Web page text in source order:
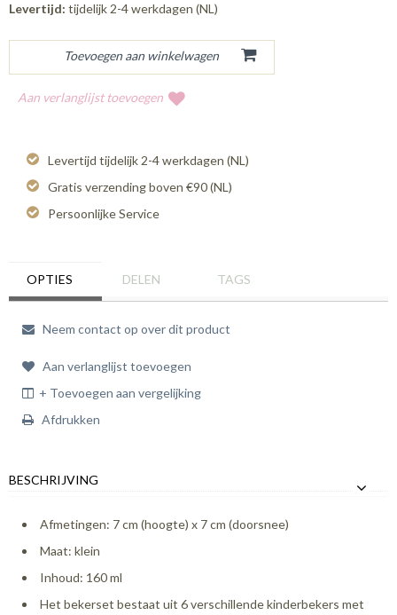
Levertijd: tijdelijk 2-4 werkdagen (NL)
Aan verlanglijst toevoegen
Levertijd tijdelijk 2-4 werkdagen (NL)
Gratis verzending boven €90 (NL)
Persoonlijke Service
OPTIES DELEN TAGS
Neem contact op over dit product
Aan verlanglijst toevoegen
+ Toevoegen aan vergelijking
Afdrukken
BESCHRIJVING
Afmetingen: 7 cm (hoogte) x 7 cm (doorsnee)
Maat: klein
Inhoud: 160 ml
Het bekerset bestaat uit 6 verschillende kinderbekers met